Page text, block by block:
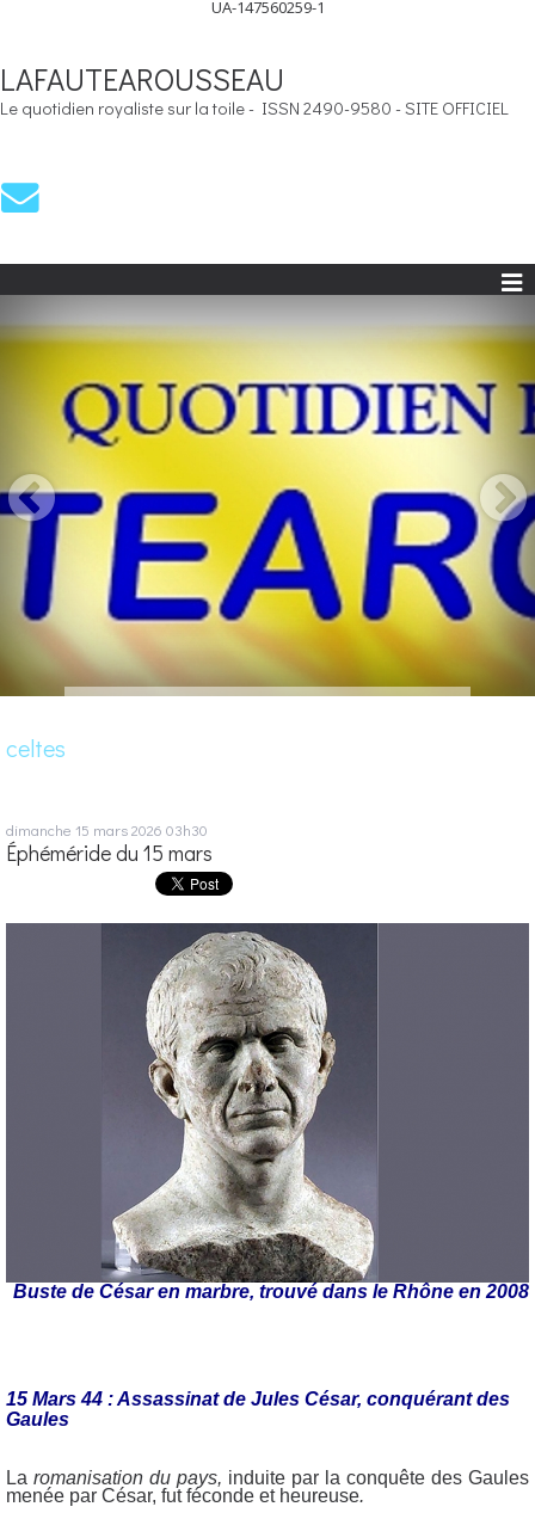
UA-147560259-1
LAFAUTEAROUSSEAU
Le quotidien royaliste sur la toile - ISSN 2490-9580 - SITE OFFICIEL
celtes
dimanche 15 mars 2026 03h30
Éphéméride du 15 mars
Buste de César en marbre, trouvé dans le Rhône en 2008
15 Mars 44 : Assassinat de Jules César, conquérant des
Gaules
La romanisation du pays, induite par la conquête des Gaules
menée par César, fut féconde et heureuse.